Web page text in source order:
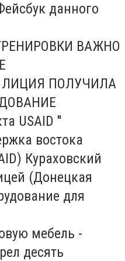
данного
ВАЖНО
ПОЛУЧИЛА
USAID ''
востока
Кураховский
(Донецкая
для
мебель -
десять